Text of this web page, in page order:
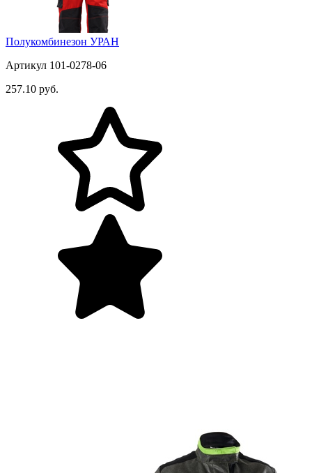
Полукомбинезон УРАН
Артикул 101-0278-06
257.10 руб.